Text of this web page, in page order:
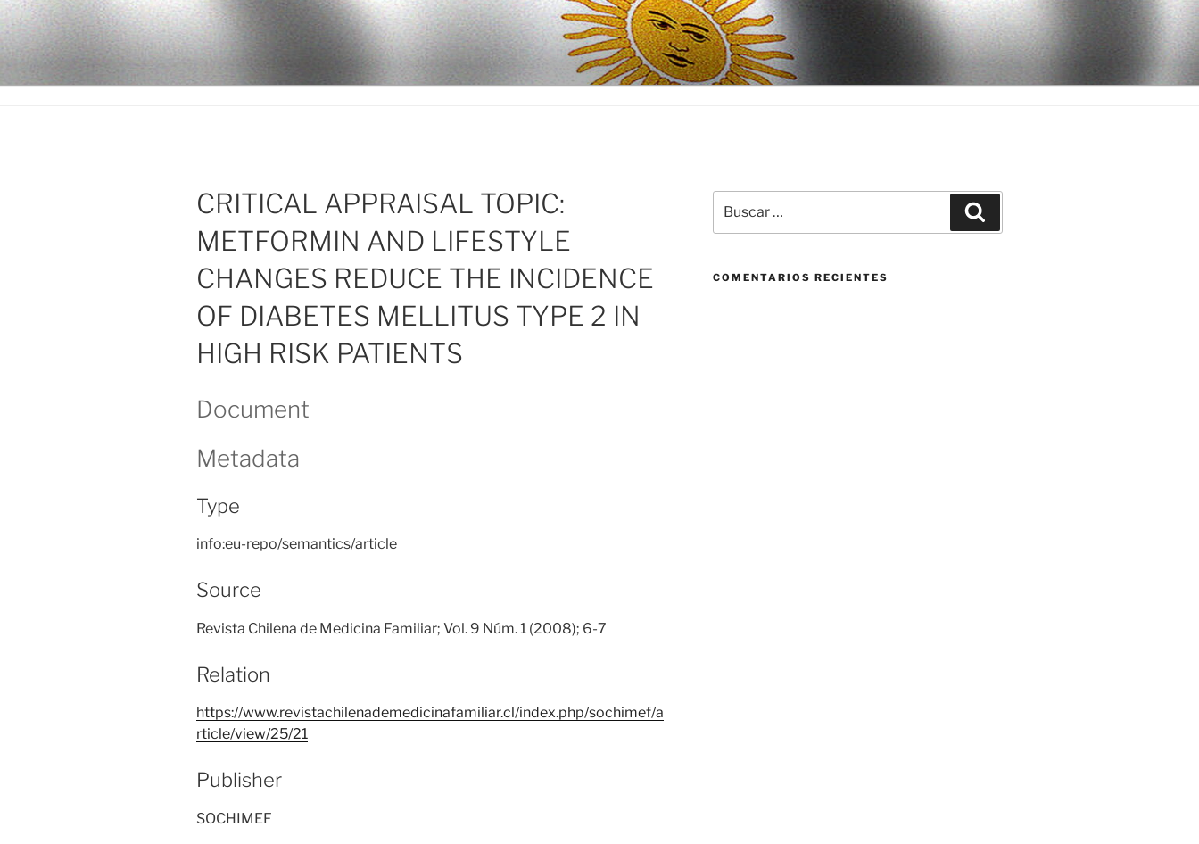
Ir
al
contenido
LEGISALUD
CRITICAL APPRAISAL TOPIC:
METFORMIN AND LIFESTYLE
CHANGES REDUCE THE INCIDENCE
OF DIABETES MELLITUS TYPE 2 IN
HIGH RISK PATIENTS
Document
Metadata
Type
info:eu-repo/semantics/article
Source
Revista Chilena de Medicina Familiar; Vol. 9 Núm. 1 (2008); 6-7
Relation
https://www.revistachilenademedicinafamiliar.cl/index.php/sochimef/a
rticle/view/25/21
Publisher
SOCHIMEF
por:
COMENTARIOS RECIENTES